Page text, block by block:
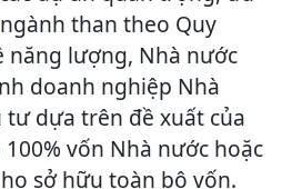
than theo Quy
năng lượng, Nhà nước
doanh nghiệp Nhà
tư dựa trên đề xuất của
vốn Nhà nước hoặc
sở hữu toàn bộ vốn.